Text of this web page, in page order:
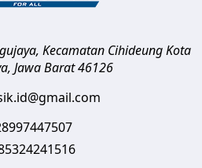
Kecamatan CihideungKota
, Jawa Barat 46126